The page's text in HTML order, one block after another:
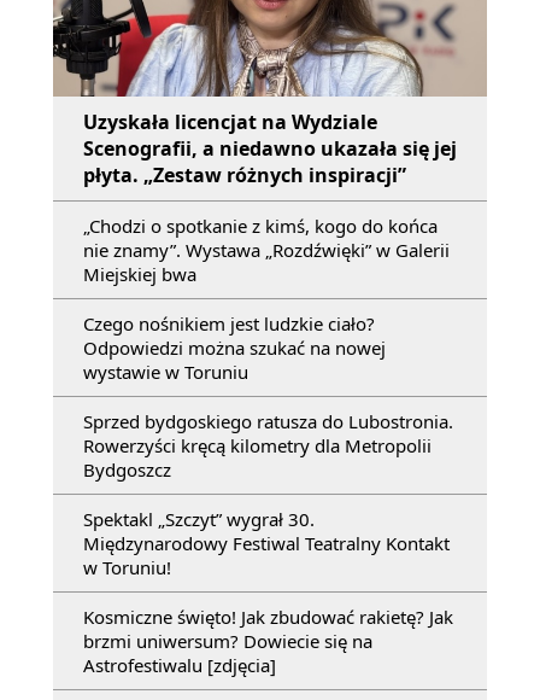
Uzyskała licencjat na Wydziale
Scenografii, a niedawno ukazała się jej
płyta. „Zestaw różnych inspiracji”
„Chodzi o spotkanie z kimś, kogo do końca
nie znamy”. Wystawa „Rozdźwięki” w Galerii
Miejskiej bwa
Czego nośnikiem jest ludzkie ciało?
Odpowiedzi można szukać na nowej
wystawie w Toruniu
Sprzed bydgoskiego ratusza do Lubostronia.
Rowerzyści kręcą kilometry dla Metropolii
Bydgoszcz
Spektakl „Szczyt” wygrał 30.
Międzynarodowy Festiwal Teatralny Kontakt
w Toruniu!
Kosmiczne święto! Jak zbudować rakietę? Jak
brzmi uniwersum? Dowiecie się na
Astrofestiwalu [zdjęcia]